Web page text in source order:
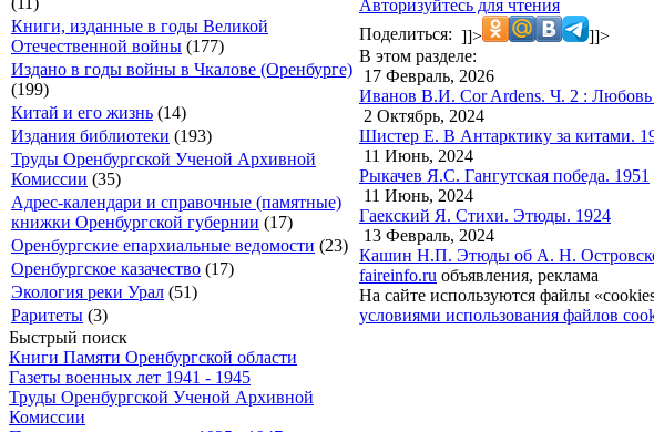
Книги, изданные в годы Великой
Отечественной войны (177)
Издано в годы войны в Чкалове (Оренбурге)
(199)
Китай и его жизнь (14)
Издания библиотеки (193)
Труды Оренбургской Ученой Архивной
Комиссии (35)
Адрес-календари и справочные (памятные)
книжки Оренбургской губернии (17)
Оренбургские епархиальные ведомости (23)
Оренбургское казачество (17)
Экология реки Урал (51)
Раритеты (3)
Быстрый поиск
Книги Памяти Оренбургской области
Газеты военных лет 1941 - 1945
Труды Оренбургской Ученой Архивной
Комиссии
Авторизуйтесь для чтения
Поделиться: ]]>
]]>
В этом разделе:
17 Февраль, 2026
Иванов В.И. Cor Ardens. Ч. 2 : Любовь
2 Октябрь, 2024
Шистер Е. В Антарктику за китами.
11 Июнь, 2024
Рыкачев Я.С. Гангутская победа. 1951
11 Июнь, 2024
Гаекский Я. Стихи. Этюды. 1924
13 Февраль, 2024
Кашин Н.П. Этюды об А. Н.
faireinfo.ru объявления, реклама
На сайте используются файлы
условиями использования файлов